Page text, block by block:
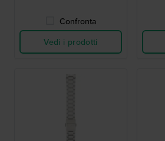
Confronta
Vedi i prodotti